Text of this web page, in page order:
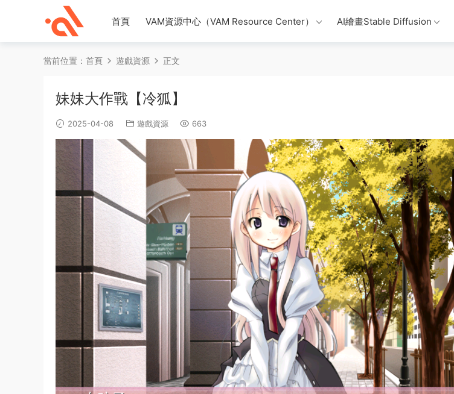
首頁 VAM資源中心（VAM Resource Center） AI繪畫Stable Diffusion
當前位置： 首頁 遊戲資源 正文
妹妹大作戰【冷狐】
2025-04-08 遊戲資源 663